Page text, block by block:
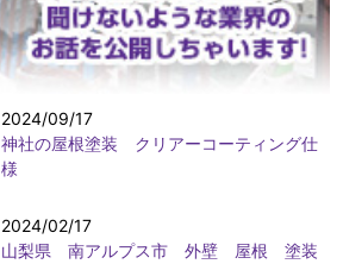
2024/09/17
神社の屋根塗装 クリアーコーティング仕
様
2024/02/17
山梨県 南アルプス市 外壁 屋根 塗装